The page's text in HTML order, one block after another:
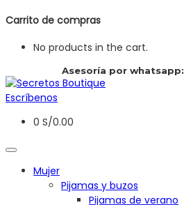
Carrito de compras
No products in the cart.
Asesoría por whatsapp:
Escríbenos
0 S/0.00
Mujer
Pijamas y buzos
Pijamas de verano